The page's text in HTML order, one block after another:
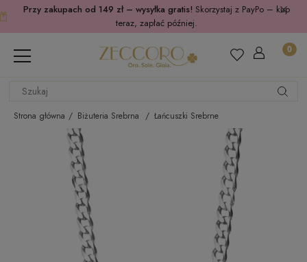
Przy zakupach od 149 zł – wysyłka gratis! Skorzystaj z PayPo – kup
teraz, zapłać później.
Strona główna Biżuteria Srebrna Łańcuszki Srebrne